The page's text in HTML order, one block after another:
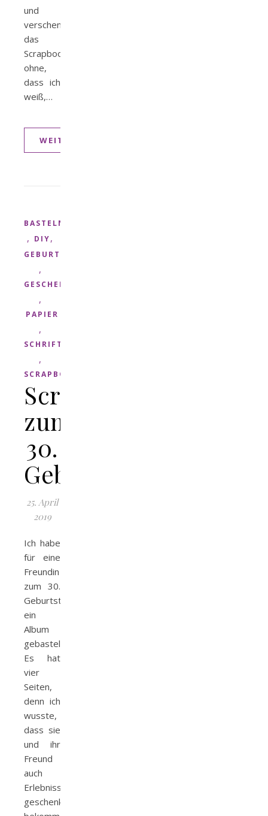
und
verschenke
das
Scrapbook
ohne,
dass ich
weiß,…
WEITERLESEN
BASTELN
, DIY,
GEBURTSTAG
,
GESCHENK
,
PAPIER
,
SCHRIFT
,
SCRAPBOOK
Scrapbook
zum
30.
Geburtstag
25. April
2019
Ich habe
für eine
Freundin
zum 30.
Geburtstag
ein
Album
gebastelt.
Es hat
vier
Seiten,
denn ich
wusste,
dass sie
und ihr
Freund
auch
Erlebnisse
geschenkt